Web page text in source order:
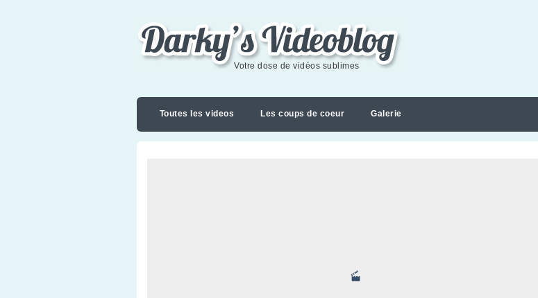
Darky's videoblog
Votre dose de vidéos sublimes
Toutes les videos Les coups de coeur Galerie